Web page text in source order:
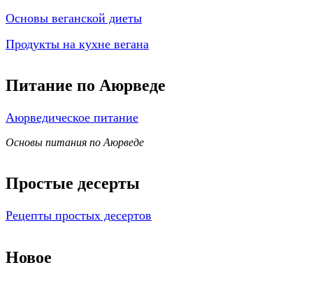
Основы веганской диеты
Продукты на кухне вегана
Питание по Аюрведе
Аюрведическое питание
Основы питания по Аюрведе
Простые десерты
Рецепты простых десертов
Новое